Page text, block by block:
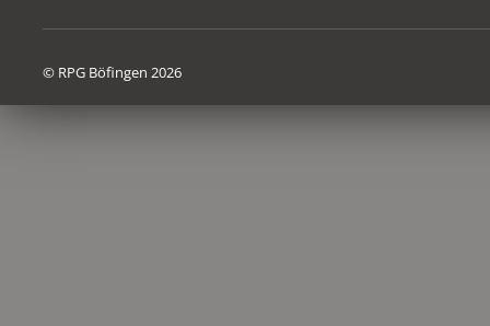
© RPG Böfingen 2026